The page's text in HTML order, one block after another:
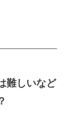
難しいなど